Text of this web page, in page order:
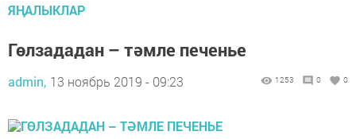
ЯҢАЛЫКЛАР
Гөлзададан – тәмле печенье
admin, 13 ноябрь 2019 - 09:23 1253 0 0